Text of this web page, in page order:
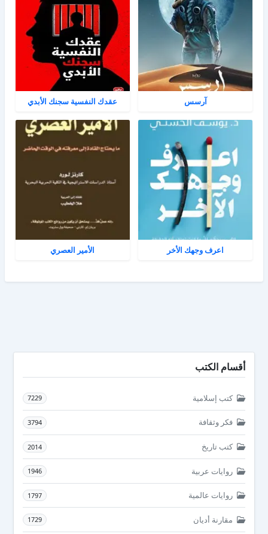
آرسس عقدك النفسية سجنك الأبدي
اعرف وجهك الأخر الأمير العصري
أقسام الكتب
كتب إسلامية 7229
فكر وثقافة 3794
كتب تاريخ 2014
روايات عربية 1946
روايات عالمية 1797
مقارنة أديان 1729